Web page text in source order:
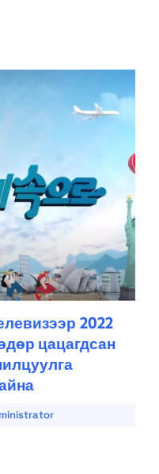
2022
цацагдсан